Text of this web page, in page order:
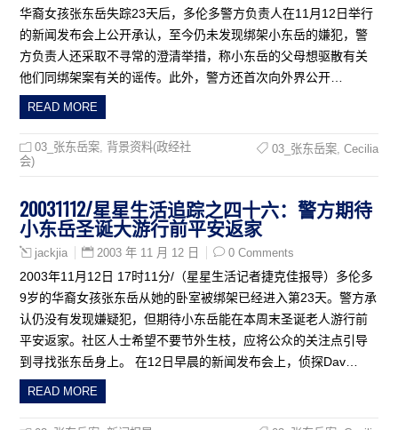
华裔女孩张东岳失踪23天后，多伦多警方负责人在11月12日举行
的新闻发布会上公开承认，至今仍未发现绑架小东岳的嫌犯，警
方负责人还采取不寻常的澄清举措，称小东岳的父母想驱散有关
他们同绑架案有关的谣传。此外，警方还首次向外界公开…
READ MORE
03_张东岳案 背景资料(政经社
会)
03_张东岳案, Cecilia
20031112/星星生活追踪之四十六：警方期待
小东岳圣诞大游行前平安返家
jackjia 2003 年 11 月 12 日 0 Comments
2003年11月12日 17时11分/（星星生活记者捷克佳报导）多伦多
9岁的华裔女孩张东岳从她的卧室被绑架已经进入第23天。警方承
认仍没有发现嫌疑犯，但期待小东岳能在本周末圣诞老人游行前
平安返家。社区人士希望不要节外生枝，应将公众的关注点引导
到寻找张东岳身上。 在12日早晨的新闻发布会上，侦探Dav…
READ MORE